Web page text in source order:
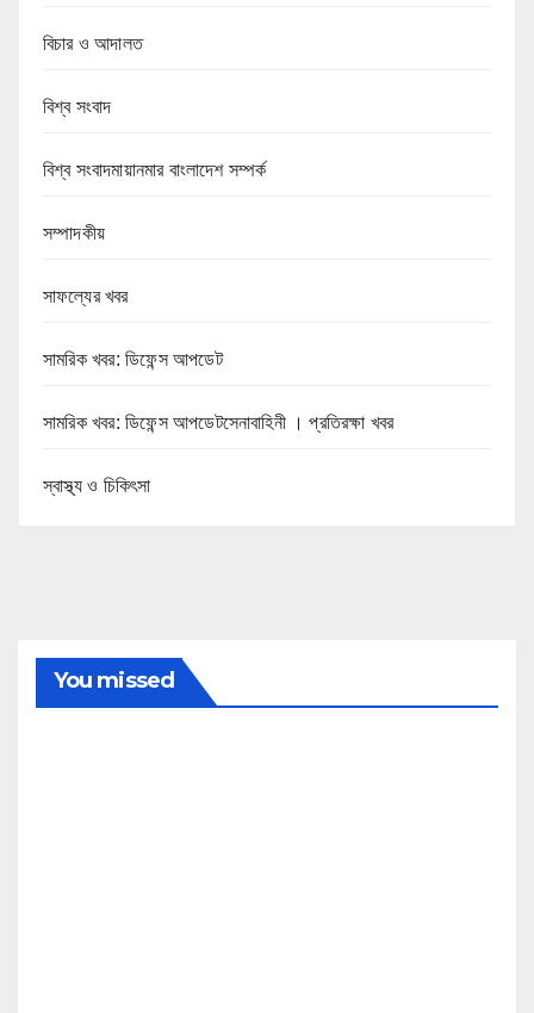
বিচার ও আদালত
বিশ্ব সংবাদ
বিশ্ব সংবাদমায়ানমার বাংলাদেশ সম্পর্ক
সম্পাদকীয়
সাফল্যের খবর
সামরিক খবর: ডিফেন্স আপডেট
সামরিক খবর: ডিফেন্স আপডেটসেনাবাহিনী । প্রতিরক্ষা খবর
স্বাস্থ্য ও চিকিৎসা
You missed